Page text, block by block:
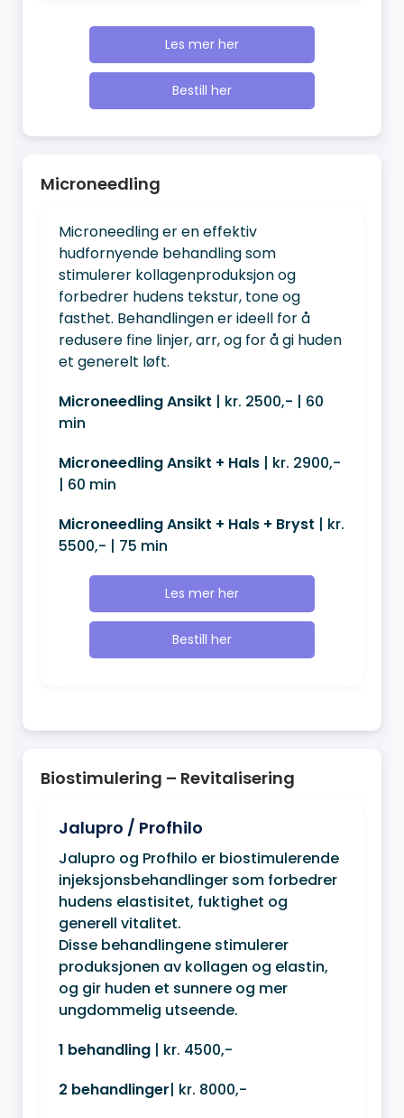
Les mer her
Bestill her
Microneedling
Microneedling er en effektiv
hudfornyende behandling som
stimulerer kollagenproduksjon og
forbedrer hudens tekstur, tone og
fasthet. Behandlingen er ideell for å
redusere fine linjer, arr, og for å gi huden
et generelt løft.
Microneedling Ansikt | kr. 2500,- | 60
min
Microneedling Ansikt + Hals | kr. 2900,-
| 60 min
Microneedling Ansikt + Hals + Bryst | kr.
5500,- | 75 min
Les mer her
Bestill her
Biostimulering – Revitalisering
Jalupro / Profhilo
Jalupro og Profhilo er biostimulerende
injeksjonsbehandlinger som forbedrer
hudens elastisitet, fuktighet og
generell vitalitet.
Disse behandlingene stimulerer
produksjonen av kollagen og elastin,
og gir huden et sunnere og mer
ungdommelig utseende.
1 behandling | kr. 4500,-
2 behandlinger| kr. 8000,-